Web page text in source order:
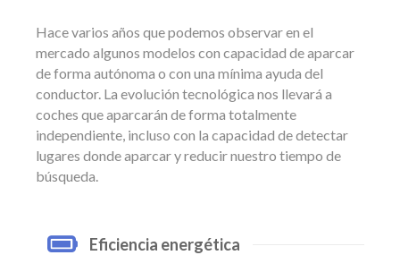
Hace varios años que podemos observar en el
mercado algunos modelos con capacidad de aparcar
de forma autónoma o con una mínima ayuda del
conductor. La evolución tecnológica nos llevará a
coches que aparcarán de forma totalmente
independiente, incluso con la capacidad de detectar
lugares donde aparcar y reducir nuestro tiempo de
búsqueda.
Eficiencia energética